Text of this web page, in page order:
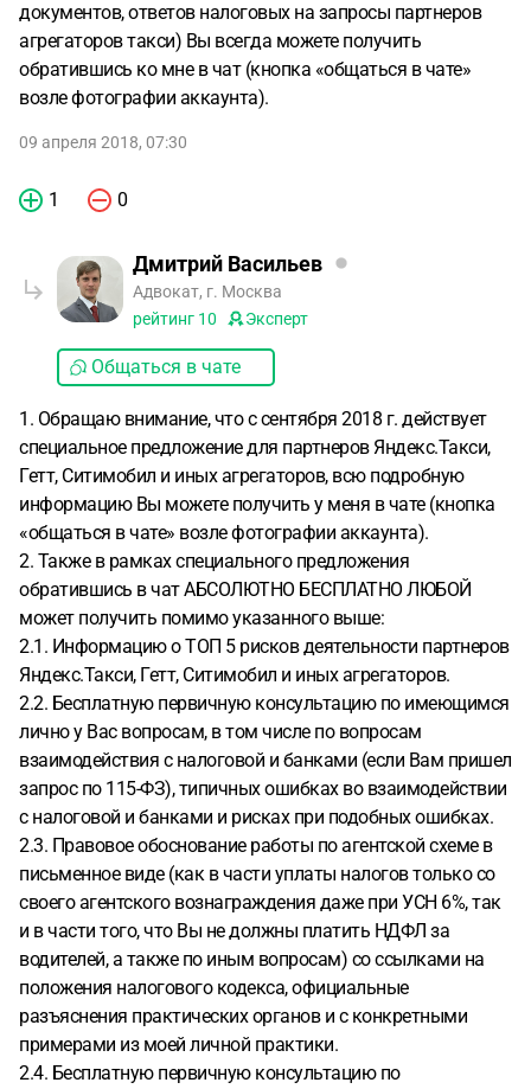
документов, ответов налоговых на запросы партнеров
агрегаторов такси) Вы всегда можете получить
обратившись ко мне в чат (кнопка «общаться в чате»
возле фотографии аккаунта).
09 апреля 2018, 07:30
1 0
Дмитрий Васильев
Адвокат, г. Москва
рейтинг 10 Эксперт
Общаться в чате
1. Обращаю внимание, что с сентября 2018 г. действует
специальное предложение для партнеров Яндекс.Такси,
Гетт, Ситимобил и иных агрегаторов, всю подробную
информацию Вы можете получить у меня в чате (кнопка
«общаться в чате» возле фотографии аккаунта).
2. Также в рамках специального предложения
обратившись в чат АБСОЛЮТНО БЕСПЛАТНО ЛЮБОЙ
может получить помимо указанного выше:
2.1. Информацию о ТОП 5 рисков деятельности партнеров
Яндекс.Такси, Гетт, Ситимобил и иных агрегаторов.
2.2. Бесплатную первичную консультацию по имеющимся
лично у Вас вопросам, в том числе по вопросам
взаимодействия с налоговой и банками (если Вам пришел
запрос по 115-ФЗ), типичных ошибках во взаимодействии
с налоговой и банками и рисках при подобных ошибках.
2.3. Правовое обоснование работы по агентской схеме в
письменное виде (как в части уплаты налогов только со
своего агентского вознаграждения даже при УСН 6%, так
и в части того, что Вы не должны платить НДФЛ за
водителей, а также по иным вопросам) со ссылками на
положения налогового кодекса, официальные
разъяснения практических органов и с конкретными
примерами из моей личной практики.
2.4. Бесплатную первичную консультацию по